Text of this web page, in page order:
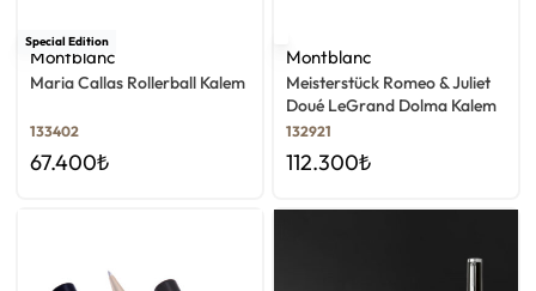
Special Edition
Montblanc
Maria Callas Rollerball Kalem
133402
67.400₺
Montblanc
Meisterstück Romeo & Juliet
Doué LeGrand Dolma Kalem
132921
112.300₺